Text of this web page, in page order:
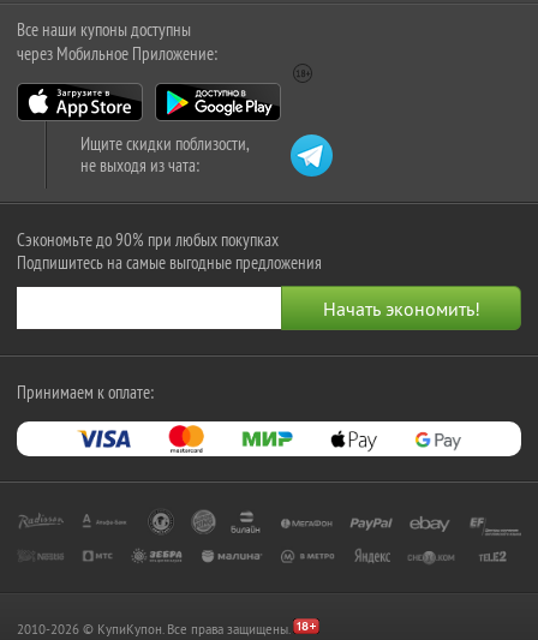
Все наши купоны доступны
через Мобильное Приложение:
Ищите скидки поблизости,
не выходя из чата:
Сэкономьте до 90% при любых покупках
Подпишитесь на самые выгодные предложения
Принимаем к оплате:
2010-2026 © КупиКупон. Все права защищены.